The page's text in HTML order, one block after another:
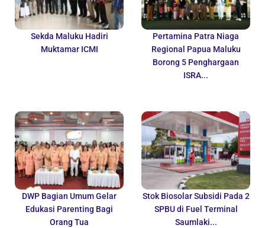
Sekda Maluku Hadiri
Muktamar ICMI
Pertamina Patra Niaga
Regional Papua Maluku
Borong 5 Penghargaan
ISRA...
DWP Bagian Umum Gelar
Edukasi Parenting Bagi
Orang Tua
Stok Biosolar Subsidi Pada 2
SPBU di Fuel Terminal
Saumlaki...